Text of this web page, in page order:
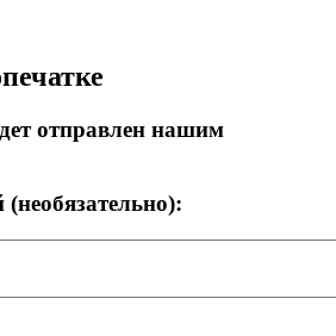
отправлен нашим